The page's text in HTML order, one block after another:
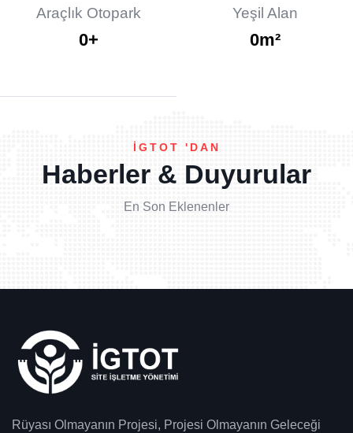
Araçlık Otopark
0+
Yeşil Alan
0m²
İGTOT 'DAN
Haberler & Duyurular
En Son Eklenenler
Rüyası Olmayanın Projesi, Projesi Olmayanın Geleceği